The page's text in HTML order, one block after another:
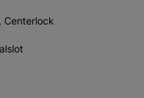
Centerlock